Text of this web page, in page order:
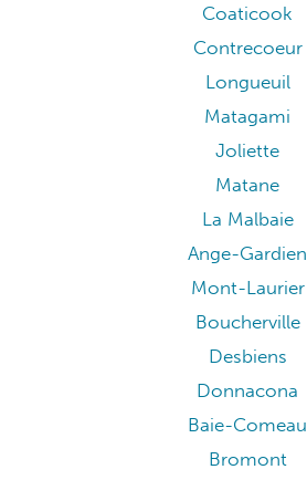
Coaticook
Contrecoeur
Longueuil
Matagami
Joliette
Matane
La Malbaie
Ange-Gardien
Mont-Laurier
Boucherville
Desbiens
Donnacona
Baie-Comeau
Bromont